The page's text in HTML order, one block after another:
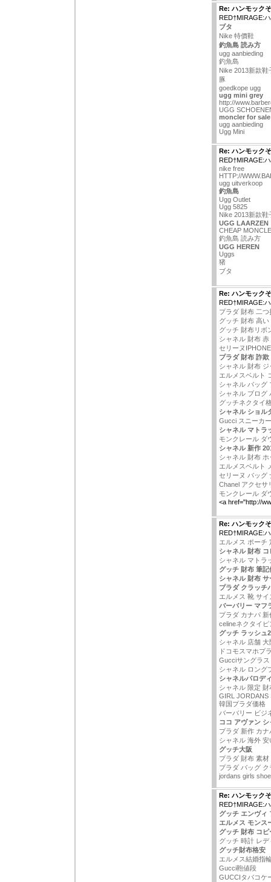
Re: ハンモック
RED†MIRAGE:
ブタ
Nike 特價鞋
釣魚島 読み方
ugg aanbieding
釣魚島
Nike 2013新款鞋
豚
goedkope ugg
ugg mini grey
http://
UGG
moncler for sale
ugg aanbieding
Ugg Mini
Re: ハンモック
RED†MIRAGE:
nike free
HTTP://
ugg uitverkoop
釣魚島
Ugg Outlet
Ugg 5825
Nike 2013新款鞋
UGG LAARZEN
CHEAP
釣魚島 読み方
UGG HEREN
Uggs
猪
ブタ
Re: ハンモック
RED†MIRAGE:
プラダ 財布 二
グッチ 財布 高い
グッチ 財布リボ
シャネル 財布 赤
セリーヌ
プラダ 財布 詐欺
シャネル 財布 ジ
エルメスベルト
シャネル バッグ
シャネル ブログ
グッチネクタイ
シャネル ショル
Gucci スニーカ
シャネル マトラ
モンクレール ダ
シャネル 新作
シャネル 財布
エルメスベルト
セリーヌ バッグ
Chanel アクセサ
モンクレール ダ
<a href="http://
Re: ハンモック
RED†MIRAGE:
エルメス ポーチ
シャネル 財布
シャネル マトラ
グッチ 財布 筆記
シャネル 財布
プラダ クラッチ
エルメス 靴 サイ
バーバリー マフ
プラダ カナパ 新
celineネクタイピ
グッチ ラッシュ
シャネル 店舗 大
ドコモスマホプ
Gucciサングラス
シャネル ロング
シャネルパロデ
シャネル 限定 財
GIRL JORDANS
韓国プラダ価格
バーバリー ビジ
ココ アヴァン シ
プラダ 新作 カナ
シャネル 海外 安
グッチ大阪
プラダ 財布 素材
プラダ バッグ ク
jordans girls
Re: ハンモック
RED†MIRAGE:
グッチ エンヴィ
エルメス モンス
グッチ 財布 コ
グッチ 時計 レ
グッチ財布格安
エルメス結婚指
Gucci鞄値段
GUCCIタバコケ